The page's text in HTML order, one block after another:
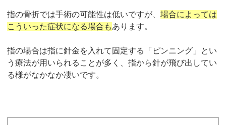
指の骨折では手術の可能性は低いですが、場合によっては
こういった症状になる場合もあります。
指の場合は指に針金を入れて固定する「ピンニング」とい
う療法が用いられることが多く、指から針が飛び出してい
る様がなかなか凄いです。